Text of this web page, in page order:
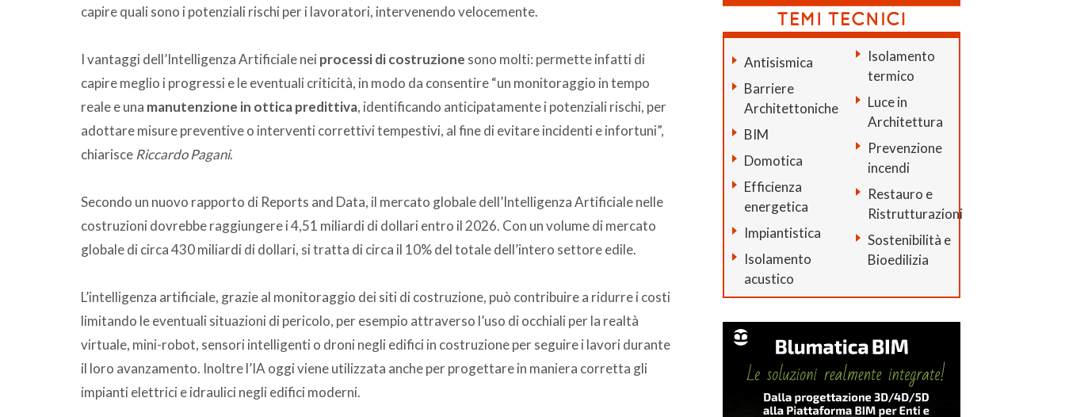
capire quali sono i potenziali rischi per i lavoratori, intervenendo velocemente.
I vantaggi dell’Intelligenza Artificiale nei processi di costruzione sono molti: permette infatti di
capire meglio i progressi e le eventuali criticità, in modo da consentire “un monitoraggio in tempo
reale e una manutenzione in ottica predittiva, identificando anticipatamente i potenziali rischi, per
adottare misure preventive o interventi correttivi tempestivi, al fine di evitare incidenti e infortuni”,
chiarisce Riccardo Pagani.
Secondo un nuovo rapporto di Reports and Data, il mercato globale dell’Intelligenza Artificiale nelle
costruzioni dovrebbe raggiungere i 4,51 miliardi di dollari entro il 2026. Con un volume di mercato
globale di circa 430 miliardi di dollari, si tratta di circa il 10% del totale dell’intero settore edile.
L’intelligenza artificiale, grazie al monitoraggio dei siti di costruzione, può contribuire a ridurre i costi
limitando le eventuali situazioni di pericolo, per esempio attraverso l’uso di occhiali per la realtà
virtuale, mini-robot, sensori intelligenti o droni negli edifici in costruzione per seguire i lavori durante
il loro avanzamento. Inoltre l’IA oggi viene utilizzata anche per progettare in maniera corretta gli
impianti elettrici e idraulici negli edifici moderni.
Antisismica
Barriere
Architettoniche
BIM
Domotica
Efficienza
energetica
Impiantistica
Isolamento
acustico
Isolamento
termico
Luce in
Architettura
Prevenzione
incendi
Restauro e
Ristrutturazioni
Sostenibilità e
Bioedilizia